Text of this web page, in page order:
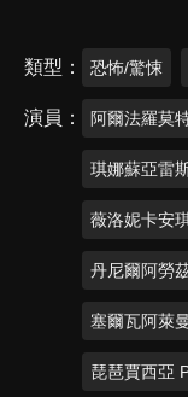
類型 恐怖/驚悚
演員 阿爾法羅莫
琪娜蘇亞雷
薇洛妮卡安
丹尼爾阿勞
塞爾瓦阿萊
琵琶賈西亞